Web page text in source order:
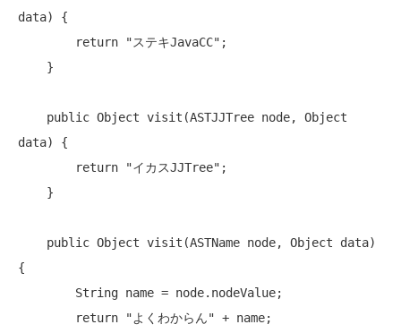
data) {
return
"ステキJavaCC" ;
public Object visit(ASTJJTree node, Object
data) {
return
"イカスJJTree" ;
public Object visit(ASTName node, Object data)
{
return
"よくわからん" + name;